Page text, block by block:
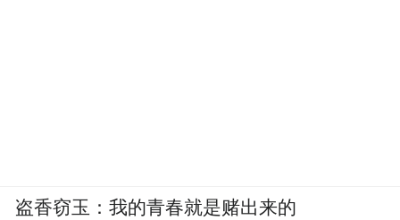
盗香窃玉：我的青春就是赌出来的